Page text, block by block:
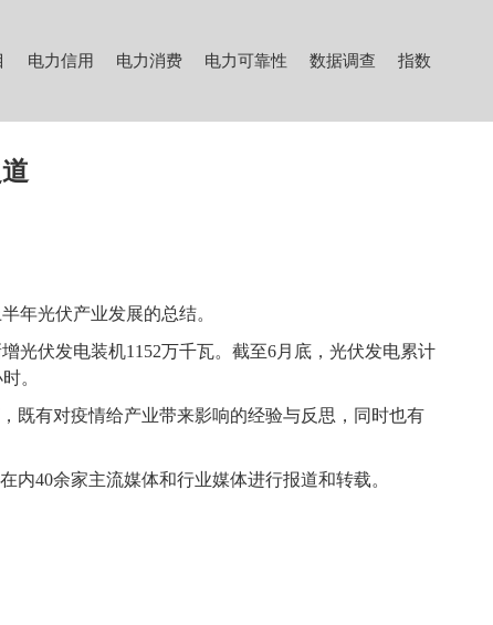
电力信用 电力消费 电力可靠性 数据调查 指数
年光伏产业发展的总结。
光伏发电装机1152万千瓦。截至6月底，光伏发电累计
。
既有对疫情给产业带来影响的经验与反思，同时也有
内40余家主流媒体和行业媒体进行报道和转载。